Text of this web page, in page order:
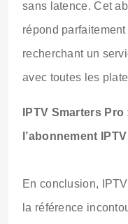
sans latence. Cet
répond
recherchant un
avec toutes les
IPTV Smarters
l’abonnement
En conclusion,
la référence